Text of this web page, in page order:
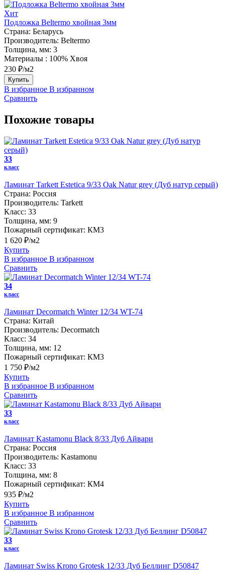
Хит
Подложка Beltermo хвойная 3мм
Страна: Беларусь
Производитель: Beltermo
Толщина, мм: 3
Материалы : 100% Хвоя
230 ₽/м2
Купить
В избранное В избранном
Сравнить
Похожие товары
33
класс
Ламинат Tarkett Estetica 9/33 Oak Natur grey (Дуб натур серый)
Страна: Россия
Производитель: Tarkett
Класс: 33
Толщина, мм: 9
Пожарный сертификат: КМ3
1 620 ₽/м2
Купить
В избранное В избранном
Сравнить
34
класс
Ламинат Decormatch Winter 12/34 WT-74
Страна: Китай
Производитель: Decormatch
Класс: 34
Толщина, мм: 12
Пожарный сертификат: КМ3
1 750 ₽/м2
Купить
В избранное В избранном
Сравнить
33
класс
Ламинат Kastamonu Black 8/33 Дуб Айвари
Страна: Россия
Производитель: Kastamonu
Класс: 33
Толщина, мм: 8
Пожарный сертификат: КМ4
935 ₽/м2
Купить
В избранное В избранном
Сравнить
33
класс
Ламинат Swiss Krono Grotesk 12/33 Дуб Беллинг D50847